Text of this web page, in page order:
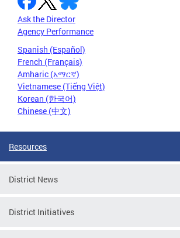
Ask the Director
Agency Performance
Spanish (Español)
French (Français)
Amharic (አማርኛ)
Vietnamese (Tiếng Việt)
Korean (한국어)
Chinese (中文)
Resources
District News
District Initiatives